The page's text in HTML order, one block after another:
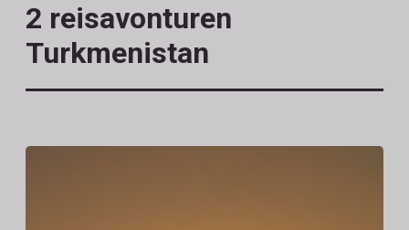
2 reisavonturen
Turkmenistan